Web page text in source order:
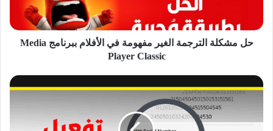
Media
Player
حل مشكلة الترجمة الغير مفهومة في الأفلام ببرنامج Media
Player Classic
افضل